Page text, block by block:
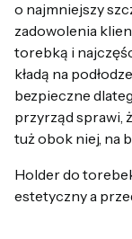
o najmniejszy
zadowolenia
torebką i
kładą na
bezpieczne
przyrząd sprawi,
tuż obok niej, na
Holder do
estetyczny a